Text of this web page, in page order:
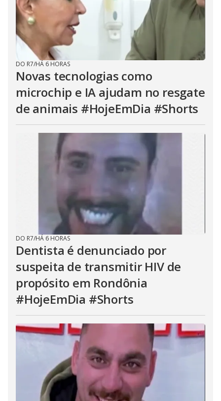
DO R7/HÁ 6 HORAS
Novas tecnologias como
microchip e IA ajudam no resgate
de animais #HojeEmDia #Shorts
DO R7/HÁ 6 HORAS
Dentista é denunciado por
suspeita de transmitir HIV de
propósito em Rondônia
#HojeEmDia #Shorts